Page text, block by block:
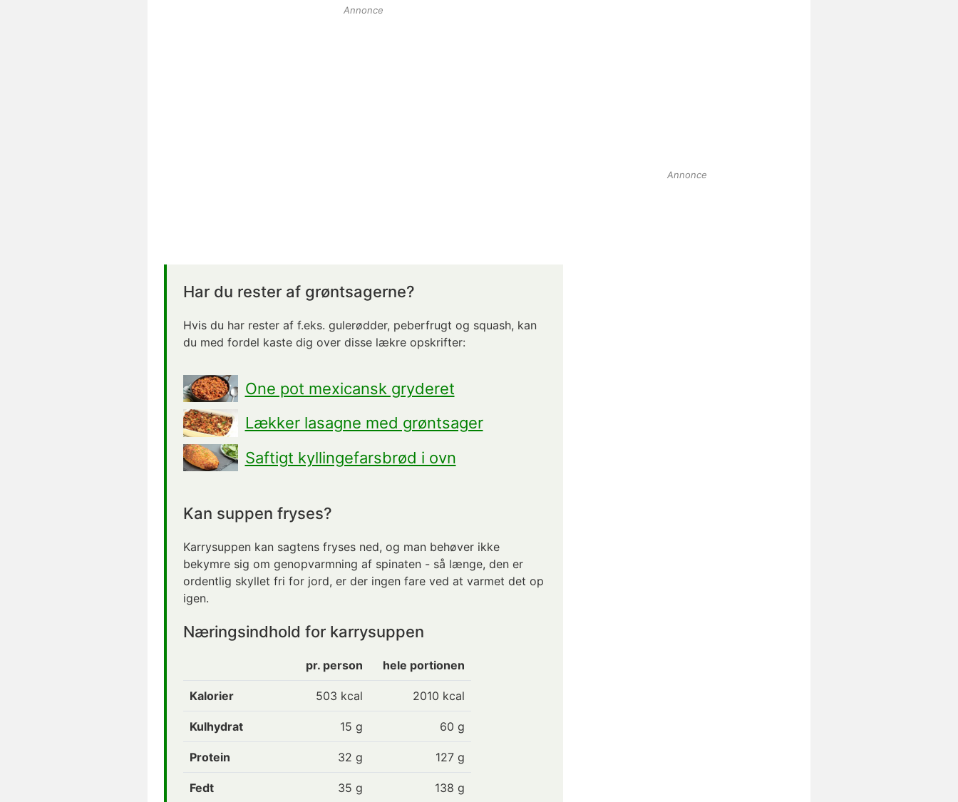
Annonce
Har du rester af grøntsagerne?
Hvis du har rester af f.eks. gulerødder, peberfrugt og squash, kan
du med fordel kaste dig over disse lækre opskrifter:
One pot mexicansk gryderet
Lækker lasagne med grøntsager
Saftigt kyllingefarsbrød i ovn
Kan suppen fryses?
Karrysuppen kan sagtens fryses ned, og man behøver ikke
bekymre sig om genopvarmning af spinaten - så længe, den er
ordentlig skyllet fri for jord, er der ingen fare ved at varmet det op
igen.
Næringsindhold for karrysuppen
pr. person hele portionen
Kalorier 503 kcal 2010 kcal
Kulhydrat 15 g 60 g
Protein 32 g 127 g
Fedt 35 g 138 g
Annonce